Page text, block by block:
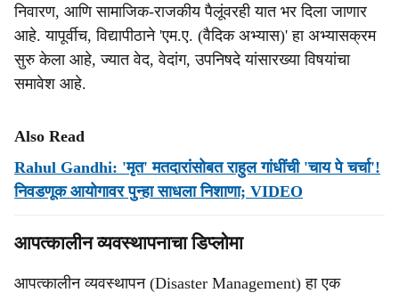
निवारण, आणि सामाजिक-राजकीय पैलूंवरही यात भर दिला जाणार
आहे. यापूर्वीच, विद्यापीठाने 'एम.ए. (वैदिक अभ्यास)' हा अभ्यासक्रम
सुरु केला आहे, ज्यात वेद, वेदांग, उपनिषदे यांसारख्या विषयांचा
समावेश आहे.
Also Read
Rahul Gandhi: 'मृत' मतदारांसोबत राहुल गांधींची 'चाय पे चर्चा'!
निवडणूक आयोगावर पुन्हा साधला निशाणा; VIDEO
आपत्कालीन व्यवस्थापनाचा डिप्लोमा
आपत्कालीन व्यवस्थापन (Disaster Management) हा एक